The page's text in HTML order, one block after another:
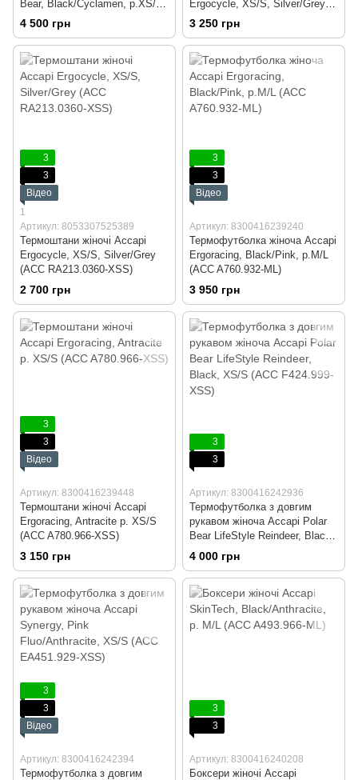
Bear, Black/Cyclamen, р.XS/S
(ACC A745.934-XSS)
4 500 грн
Ergocycle, XS/S, Silver/Grey
(ACC RА211.0360-XSS)
3 250 грн
3
3
Відео
1
Артикул: 8053307525389
Термоштани жіночі Accapi
Ergocycle, XS/S, Silver/Grey
(ACC RА213.0360-XSS)
2 700 грн
3
3
Відео
Артикул: 8300416239240
Термофутболка жіноча Accapi
Ergoracing, Black/Pink, р.M/L
(ACC A760.932-ML)
3 950 грн
3
3
Відео
Артикул: 8300416239448
Термоштани жіночі Accapi
Ergoracing, Antracite р. XS/S
(ACC A780.966-XSS)
3 150 грн
3
3
Артикул: 8300416242936
Термофутболка з довгим
рукавом жіноча Accapi Polar
Bear LifeStyle Reindeer, Black,
XS/S (ACC F424.999-XSS)
4 000 грн
3
3
Відео
Артикул: 8300416242394
Термофутболка з довгим
3
3
Артикул: 8300416240208
Боксери жіночі Accapi